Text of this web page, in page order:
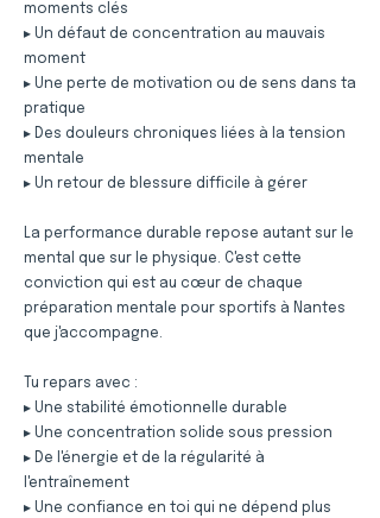
moments clés
▸ Un défaut de concentration au mauvais
moment
▸ Une perte de motivation ou de sens dans ta
pratique
▸ Des douleurs chroniques liées à la tension
mentale
▸ Un retour de blessure difficile à gérer
La performance durable repose autant sur le
mental que sur le physique. C'est cette
conviction qui est au cœur de chaque
préparation mentale pour sportifs à Nantes
que j'accompagne.
Tu repars avec :
▸ Une stabilité émotionnelle durable
▸ Une concentration solide sous pression
▸ De l'énergie et de la régularité à
l'entraînement
▸ Une confiance en toi qui ne dépend plus